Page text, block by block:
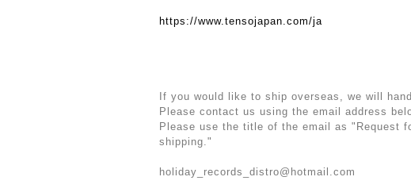
https://www.tensojapan.com/ja
If you would like to ship overseas, we will
Please contact us using the email address
Please use the title of the email as "Request
shipping."
holiday_records_distro@hotmail.com